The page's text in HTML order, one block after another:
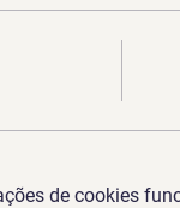
de cookies